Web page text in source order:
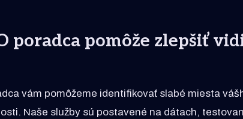
poradca pomôže zlepšiť
vám pomôžeme identifikovať slabé miesta
Naše služby sú postavené na dátach,